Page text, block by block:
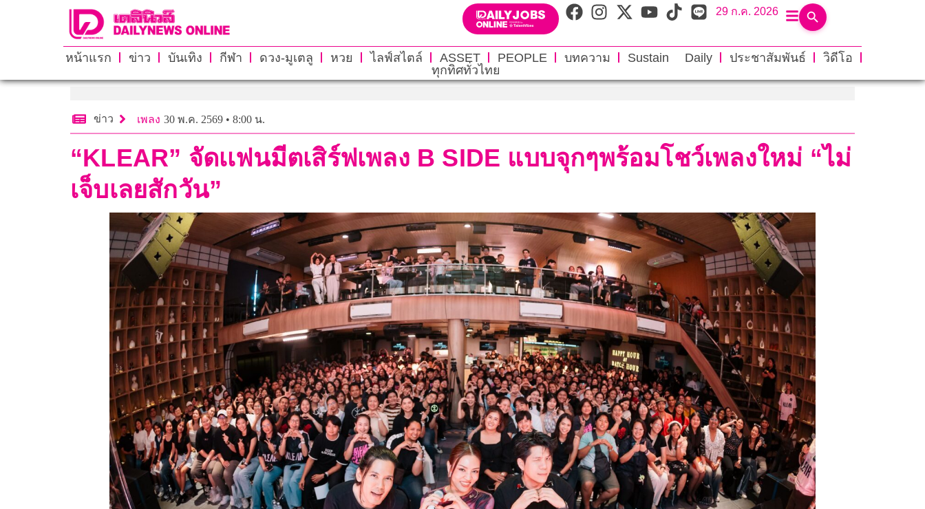
29 ก.ค. 2026
หน้าแรก ข่าว บันเทิง กีฬา ดวง-มูเตลู หวย ไลฟ์สไตล์ ASSET PEOPLE บทความ Sustain Daily ประชาสัมพันธ์
วิดีโอ
ทุกทิศทั่วไทย
ข่าว เพลง 30 พ.ค. 2569 • 8:00 น.
“KLEAR” จัดเเฟนมีตเสิร์ฟเพลง B SIDE แบบจุกๆพร้อมโชว์เพลงใหม่ “ไม่
เจ็บเลยสักวัน”